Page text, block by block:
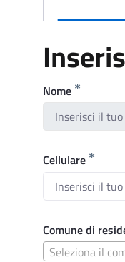
Nome
Cellulare
Comune di
Seleziona il